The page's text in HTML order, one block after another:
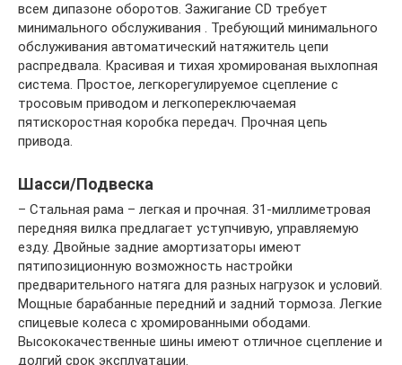
всем дипазоне оборотов. Зажигание CD требует
минимального обслуживания . Требующий минимального
обслуживания автоматический натяжитель цепи
распредвала. Красивая и тихая хромированая выхлопная
система. Простое, легкорегулируемое сцепление с
тросовым приводом и легкопереключаемая
пятискоростная коробка передач. Прочная цепь
привода.
Шасси/Подвеска
– Стальная рама – легкая и прочная. 31-миллиметровая
передняя вилка предлагает уступчивую, управляемую
езду. Двойные задние амортизаторы имеют
пятипозиционную возможность настройки
предварительного натяга для разных нагрузок и условий.
Мощные барабанные передний и задний тормоза. Легкие
спицевые колеса с хромированными ободами.
Высококачественные шины имеют отличное сцепление и
долгий срок эксплуатации.